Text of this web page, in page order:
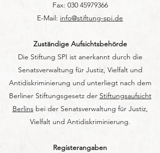
Fax: 030 45979366
E-Mail: info@stiftung-spi.de
Zuständige Aufsichtsbehörde
Die Stiftung SPI ist anerkannt durch die
Senatsverwaltung für Justiz, Vielfalt und
Antidiskriminierung und unterliegt nach dem
Berliner Stiftungsgesetz der Stiftungsaufsicht
Berlinsbei der Senatsverwaltung für Justiz,
Vielfalt und Antidiskriminierung.
Registerangaben